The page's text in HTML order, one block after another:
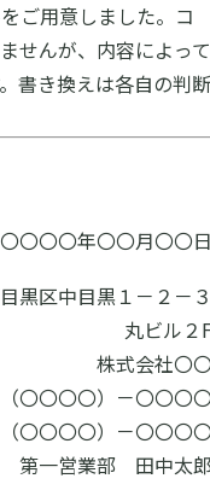
ご用意しました。コ
せんが、内容によって
書き換えは各自の判断
〇〇〇〇年〇〇月〇〇
黒区中目黒１－２－
丸ビル２
株式会社〇
〇〇〇〇）－〇〇〇
〇〇〇〇）－〇〇〇
第一営業部 田中太